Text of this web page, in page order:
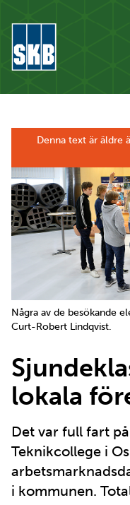
Denna text är äldre
Några av de besökande
Curt-Robert Lindqvist.
lokala
Det var full fart
Teknikcollege i
i kommunen.